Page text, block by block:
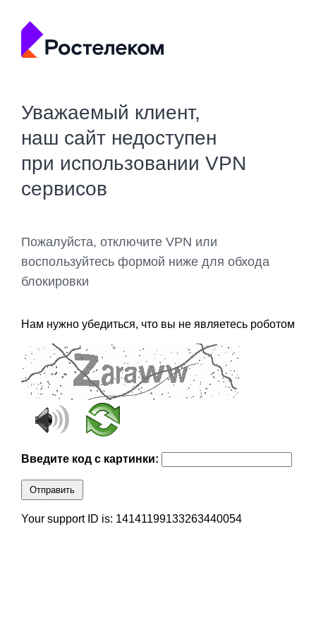
Уважаемый клиент,
наш сайт недоступен
при использовании VPN
сервисов
Пожалуйста, отключите VPN или
воспользуйтесь формой ниже для обхода
блокировки
Нам нужно убедиться, что вы не являетесь роботом
Введите код с картинки:
Отправить
Your support ID is: 14141199133263440054